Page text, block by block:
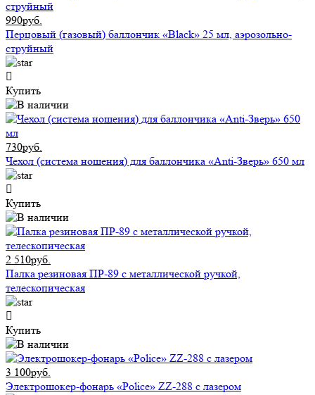
990руб.
Перцовый (газовый) баллончик «Black» 25 мл, аэрозольно-
струйный
Купить
730руб.
Чехол (система ношения) для баллончика «Anti-Зверь» 650 мл
Купить
2 510руб.
Палка резиновая ПР-89 с металлической ручкой,
телескопическая
Купить
3 100руб.
Электрошокер-фонарь «Police» ZZ-288 с лазером